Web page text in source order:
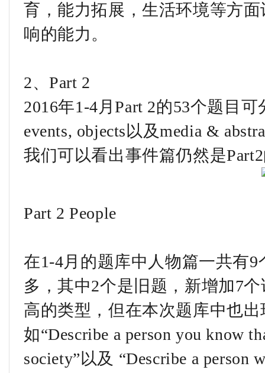
育，能力拓展，生活环境等方
响的能力。
2、Part 2
2016年1-4月Part 2的53个题目
events, objects以及media &
我们可以看出事件篇仍然是
Part 2 People
在1-4月的题库中人物篇一共有
多，其中2个是旧题，新增加7
高的类型，但在本次题库中也
如“Describe a person you know
society”以及 “Describe a person